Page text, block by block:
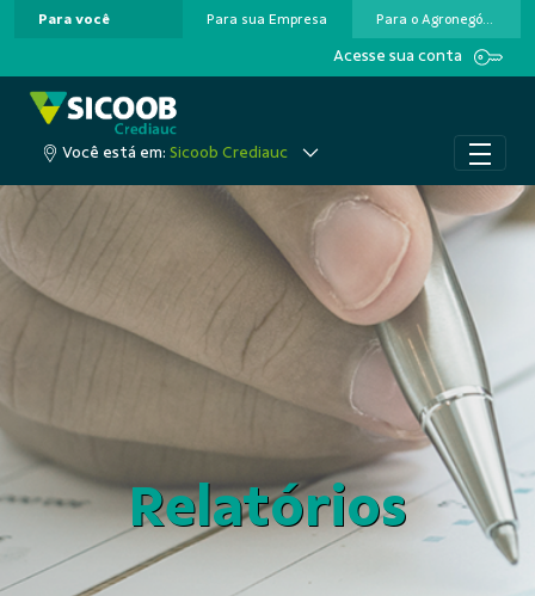
Pular para o Conteúdo principal
Para você Para sua Empresa Para o Agronegócio
Acesse sua conta
Você está em: Sicoob Crediauc
Relatórios